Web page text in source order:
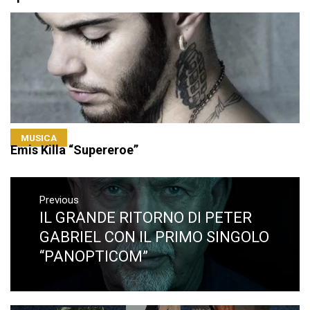
MUSICA
Emis Killa “Supereroe”
Navigazione
articoli
Previous
Previous
post:
IL GRANDE RITORNO DI PETER
GABRIEL CON IL PRIMO SINGOLO
“PANOPTICOM”